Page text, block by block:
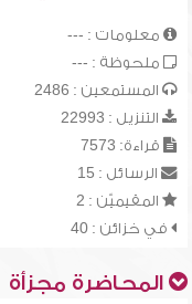
معلومات : ---
ملحوظة : ---
المستمعين : 2486
التنزيل : 22993
قراءة: 7573
الرسائل : 15
المقيميّن : 2
في خزائن : 40
المحاضرة مجزأة